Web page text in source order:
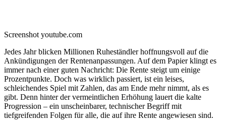
Screenshot youtube.com
Jedes Jahr blicken Millionen Ruheständler hoffnungsvoll auf die
Ankündigungen der Rentenanpassungen. Auf dem Papier klingt es
immer nach einer guten Nachricht: Die Rente steigt um einige
Prozentpunkte. Doch was wirklich passiert, ist ein leises,
schleichendes Spiel mit Zahlen, das am Ende mehr nimmt, als es
gibt. Denn hinter der vermeintlichen Erhöhung lauert die kalte
Progression – ein unscheinbarer, technischer Begriff mit
tiefgreifenden Folgen für alle, die auf ihre Rente angewiesen sind.